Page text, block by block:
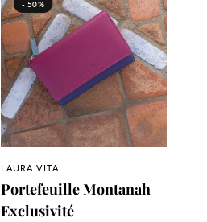
- 50%
APERÇU RAPIDE
LAURA VITA
Portefeuille Montanah
Exclusivité